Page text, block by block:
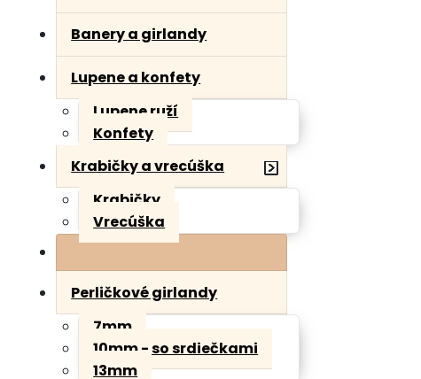
Banery a girlandy
Lupene a konfety
Lupene ruží
Konfety
Krabičky a vrecúška
Krabičky
Vrecúška
Perličkové girlandy
7mm
10mm - so srdiečkami
13mm